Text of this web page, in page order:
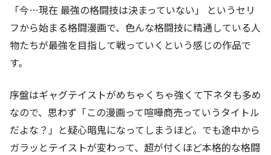
「今…現在 最強の格闘技は決まっていない」 というセリ
フから始まる格闘漫画で、色んな格闘技に精通している人
物たちが最強を目指して戦っていくという感じの作品で
す。
序盤はギャグテイストがめちゃくちゃ強くて下ネタも多め
なので、思わず「この漫画って喧嘩商売っていうタイトル
だよな？」と疑心暗鬼になってしまうほど。でも途中から
ガラッとテイストが変わって、超が付くほど本格的な格闘